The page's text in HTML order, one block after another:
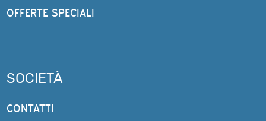
OFFERTE SPECIALI
SOCIETÀ
CONTATTI